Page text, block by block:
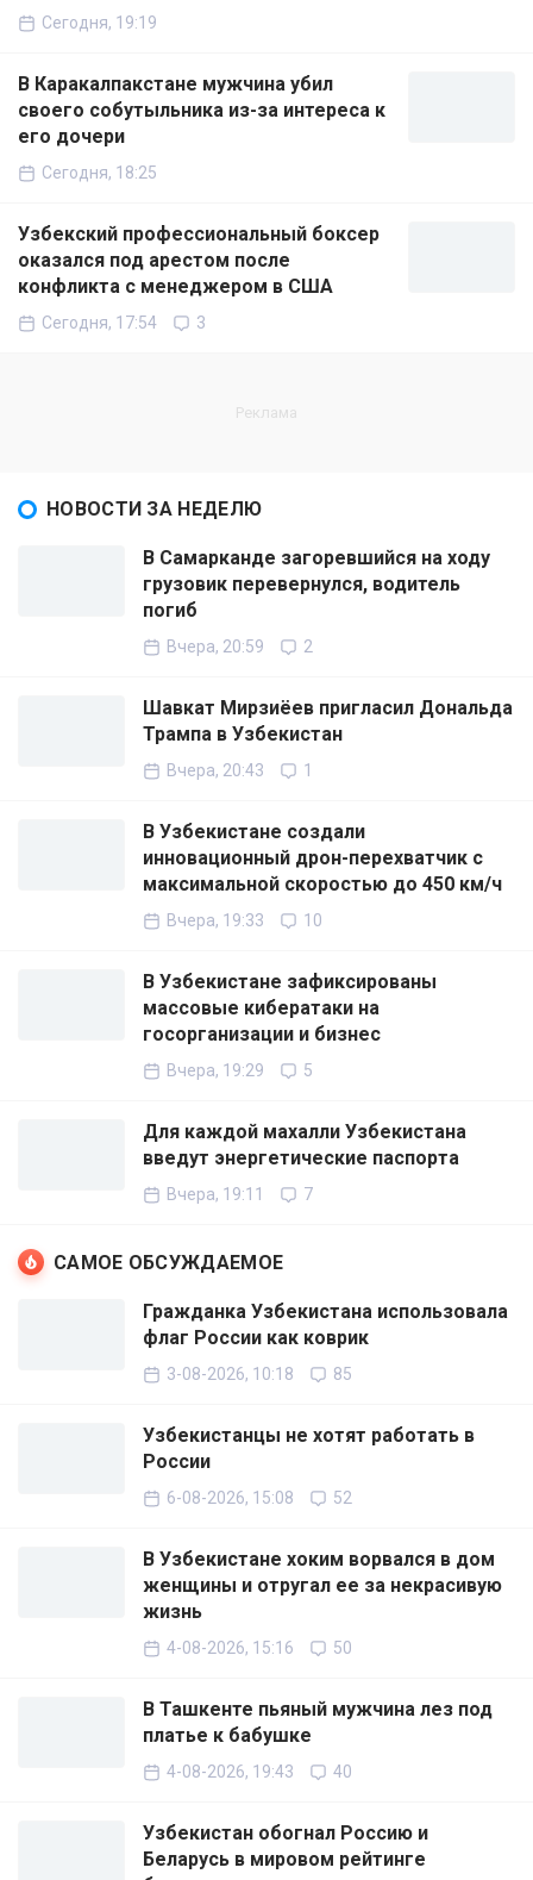
Сегодня, 19:19
В Каракалпакстане мужчина убил
своего собутыльника из-за интереса к
его дочери
Сегодня, 18:25
Узбекский профессиональный боксер
оказался под арестом после
конфликта с менеджером в США
Сегодня, 17:54 3
НОВОСТИ ЗА НЕДЕЛЮ
В Самарканде загоревшийся на ходу
грузовик перевернулся, водитель
погиб
Вчера, 20:59 2
Шавкат Мирзиёев пригласил Дональда
Трампа в Узбекистан
Вчера, 20:43 1
В Узбекистане создали
инновационный дрон-перехватчик с
максимальной скоростью до 450 км/ч
Вчера, 19:33 10
В Узбекистане зафиксированы
массовые кибератаки на
госорганизации и бизнес
Вчера, 19:29 5
Для каждой махалли Узбекистана
введут энергетические паспорта
Вчера, 19:11 7
САМОЕ ОБСУЖДАЕМОЕ
Гражданка Узбекистана использовала
флаг России как коврик
3-08-2026, 10:18 85
Узбекистанцы не хотят работать в
России
6-08-2026, 15:08 52
В Узбекистане хоким ворвался в дом
женщины и отругал ее за некрасивую
жизнь
4-08-2026, 15:16 50
В Ташкенте пьяный мужчина лез под
платье к бабушке
4-08-2026, 19:43 40
Узбекистан обогнал Россию и
Беларусь в мировом рейтинге